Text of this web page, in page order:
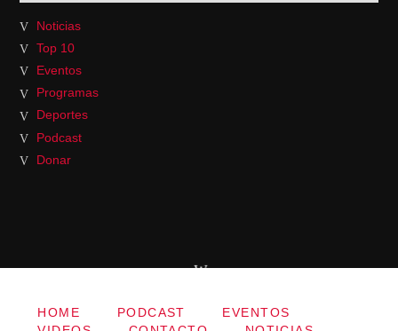
Noticias
Top 10
Eventos
Programas
Deportes
Podcast
Donar
HOME PODCAST
EVENTOS